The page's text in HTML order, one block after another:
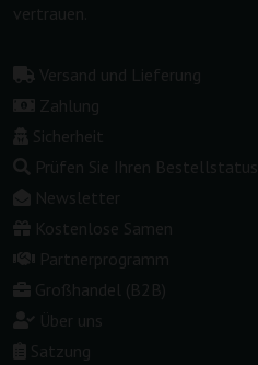
vertrauen.
Versand und Lieferung
Zahlung
Sicherheit
Prüfen Sie Ihren Bestellstatus
Newsletter
Kostenlose Samen
Partnerprogramm
Großhandel (B2B)
Über uns
Satzung